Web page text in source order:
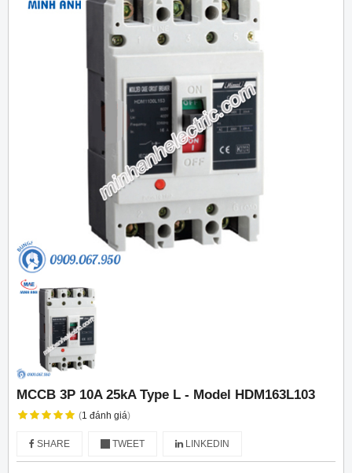
MCCB 3P 10A 25kA Type L - Model HDM163L103
(1 đánh giá)
SHARE TWEET LINKEDIN